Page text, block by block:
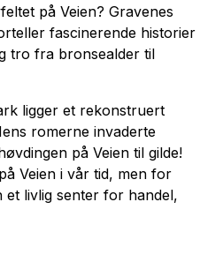
på Veien? Gravenes
fascinerende historier
tro fra bronsealder til
ligger et rekonstruert
romerne invaderte
på Veien til gilde!
Veien i vår tid, men for
et livlig senter for handel,